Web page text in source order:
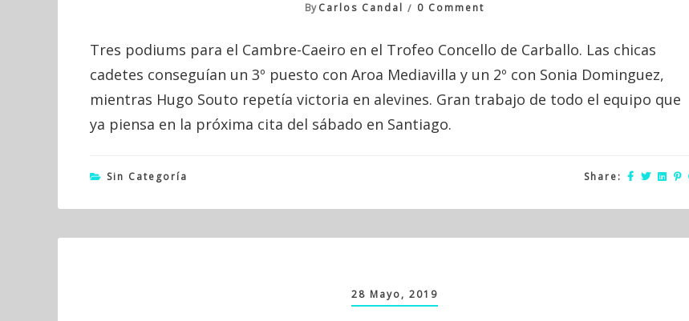
ByCarlos Candal 0 Comment
De
Carballo
Tres podiums para el Cambre-Caeiro en el Trofeo Concello de Carballo. Las chicas
cadetes conseguían un 3º puesto con Aroa Mediavilla y un 2º con Sonia Dominguez,
mientras Hugo Souto repetía victoria en alevines. Gran trabajo de todo el equipo que
ya piensa en la próxima cita del sábado en Santiago.
Sin Categoría Share:
28 Mayo, 2019